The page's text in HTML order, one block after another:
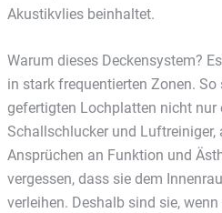
Akustikvlies beinhaltet.
Warum dieses Deckensystem?
in stark frequentierten Zonen.
gefertigten Lochplatten nicht nur
Schallschlucker und Luftreiniger,
Ansprüchen an Funktion und
vergessen, dass sie dem
verleihen. Deshalb sind sie,